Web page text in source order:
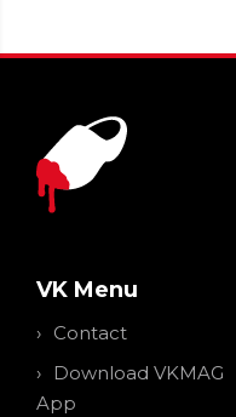
VK Menu
Contact
Download VKMAG
App